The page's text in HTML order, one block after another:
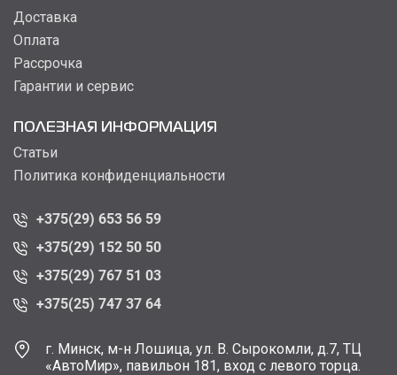
Доставка
Оплата
Рассрочка
Гарантии и сервис
ПОЛЕЗНАЯ ИНФОРМАЦИЯ
Статьи
Политика конфиденциальности
+375(29) 653 56 59
+375(29) 152 50 50
+375(29) 767 51 03
+375(25) 747 37 64
г. Минск, м-н Лошица, ул. В. Сырокомли, д.7, ТЦ
«АвтоМир», павильон 181, вход с левого торца.